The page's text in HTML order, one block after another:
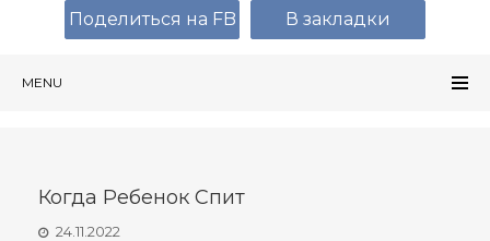
MENU
Когда Ребенок Спит
24.11.2022
Поделиться на FB В закладки